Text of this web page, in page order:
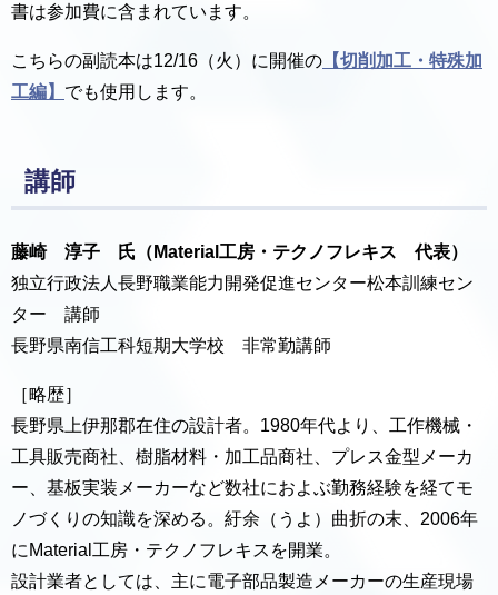
書は参加費に含まれています。
こちらの副読本は12/16（火）に開催の 【切削加工・特殊加
工編】 でも使用します。
講師
藤崎 淳子 氏（Material工房・テクノフレキス 代表）
独立行政法人長野職業能力開発促進センター松本訓練セン
ター 講師
長野県南信工科短期大学校 非常勤講師
［略歴］
長野県上伊那郡在住の設計者。1980年代より、工作機械・
工具販売商社、樹脂材料・加工品商社、プレス金型メーカ
ー、基板実装メーカーなど数社におよぶ勤務経験を経てモ
ノづくりの知識を深める。紆余（うよ）曲折の末、2006年
にMaterial工房・テクノフレキスを開業。
設計業者としては、主に電子部品製造メーカーの生産現場